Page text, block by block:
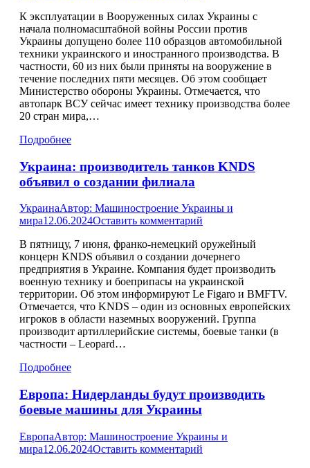
К эксплуатации в Вооруженных силах Украины с
начала полномасштабной войны России против
Украины допущено более 110 образцов автомобильной
техники украинского и иностранного производства. В
частности, 60 из них были приняты на вооружение в
течение последних пяти месяцев. Об этом сообщает
Министерство обороны Украины. Отмечается, что
автопарк ВСУ сейчас имеет технику производства более
20 стран мира,…
Подробнее
Украина: производитель танков KNDS
объявил о создании филиала
УкраинаАвтор: Машиностроение Украины и
мира12.06.2024Оставить комментарий
В пятницу, 7 июня, франко-немецкий оружейный
концерн KNDS объявил о создании дочернего
предприятия в Украине. Компания будет производить
военную технику и боеприпасы на украинской
территории. Об этом информируют Le Figaro и BMFTV.
Отмечается, что KNDS – один из основных европейских
игроков в области наземных вооружений. Группа
производит артиллерийские системы, боевые танки (в
частности – Leopard…
Подробнее
Европа: Нидерланды будут производить
боевые машины для Украины
ЕвропаАвтор: Машиностроение Украины и
мира12.06.2024Оставить комментарий